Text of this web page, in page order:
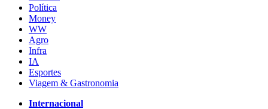
Política
Money
WW
Agro
Infra
IA
Esportes
Viagem & Gastronomia
Internacional